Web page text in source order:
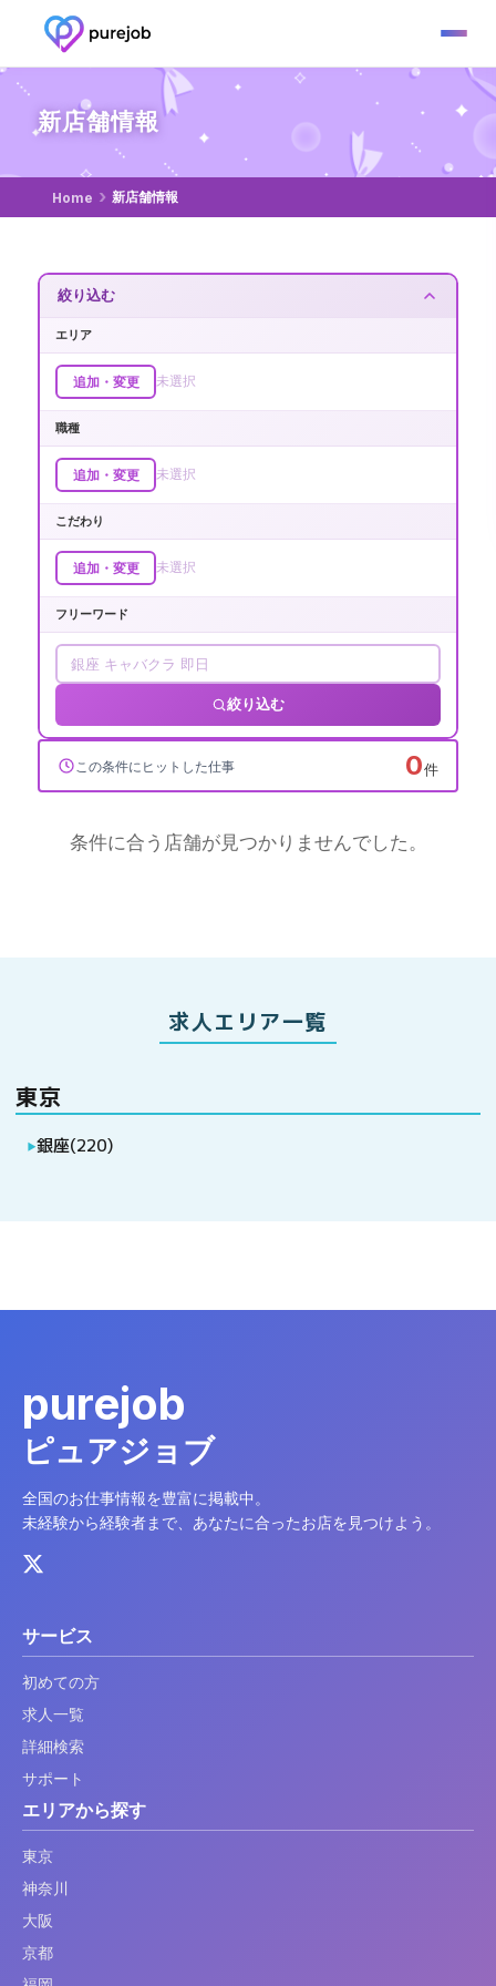
新店舗情報
Home 新店舗情報
この条件にヒットした仕事 絞り込みを変更
絞り込む
エリア
追加・変更 未選択
職種
追加・変更 未選択
こだわり
追加・変更 未選択
フリーワード
絞り込む
この条件にヒットした仕事 0件
条件に合う店舗が見つかりませんでした。
求人エリア一覧
東京
▶銀座(220)
purejob
ピュアジョブ
全国のお仕事情報を豊富に掲載中。
未経験から経験者まで、あなたに合ったお店を見つけよう。
サービス
初めての方
求人一覧
詳細検索
サポート
エリアから探す
東京
神奈川
大阪
京都